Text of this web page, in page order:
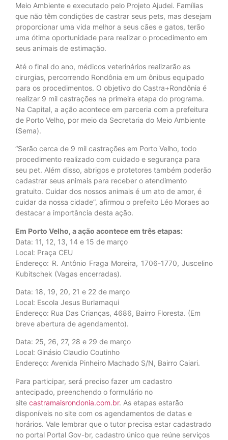
Meio Ambiente e executado pelo Projeto Ajudei. Famílias
que não têm condições de castrar seus pets, mas desejam
proporcionar uma vida melhor a seus cães e gatos, terão
uma ótima oportunidade para realizar o procedimento em
seus animais de estimação.
Até o final do ano, médicos veterinários realizarão as
cirurgias, percorrendo Rondônia em um ônibus equipado
para os procedimentos. O objetivo do Castra+Rondônia é
realizar 9 mil castrações na primeira etapa do programa.
Na Capital, a ação acontece em parceria com a prefeitura
de Porto Velho, por meio da Secretaria do Meio Ambiente
(Sema).
“Serão cerca de 9 mil castrações em Porto Velho, todo
procedimento realizado com cuidado e segurança para
seu pet. Além disso, abrigos e protetores também poderão
cadastrar seus animais para receber o atendimento
gratuito. Cuidar dos nossos animais é um ato de amor, é
cuidar da nossa cidade”, afirmou o prefeito Léo Moraes ao
destacar a importância desta ação.
Em Porto Velho, a ação acontece em três etapas:
Data: 11, 12, 13, 14 e 15 de março
Local: Praça CEU
Endereço: R. Antônio Fraga Moreira, 1706-1770, Juscelino
Kubitschek (Vagas encerradas).
Data: 18, 19, 20, 21 e 22 de março
Local: Escola Jesus Burlamaqui
Endereço: Rua Das Crianças, 4686, Bairro Floresta. (Em
breve abertura de agendamento).
Data: 25, 26, 27, 28 e 29 de março
Local: Ginásio Claudio Coutinho
Endereço: Avenida Pinheiro Machado S/N, Bairro Caiari.
Para participar, será preciso fazer um cadastro
antecipado, preenchendo o formulário no
site castramaisrondonia.com.br. As etapas estarão
disponíveis no site com os agendamentos de datas e
horários. Vale lembrar que o tutor precisa estar cadastrado
no portal Portal Gov-br, cadastro único que reúne serviços